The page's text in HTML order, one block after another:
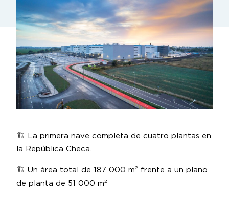
🏗️ La primera nave completa de cuatro plantas en
la República Checa.
🏗️ Un área total de 187 000 m² frente a un plano
de planta de 51 000 m²